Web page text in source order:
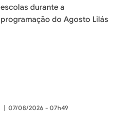
escolas durante a
programação do Agosto Lilás
| 07/08/2026 - 07h49